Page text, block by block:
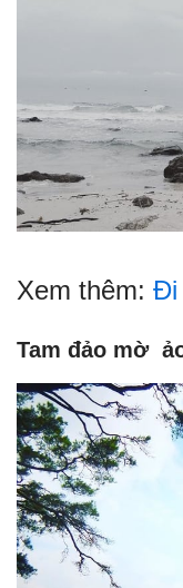
Xem thêm: Đi
Tam đảo mờ